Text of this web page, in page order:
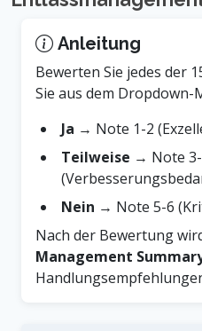
Anleitung
Bewerten Sie jedes der
Sie aus dem Dropdown-
Ja → Note 1-2
Teilweise → Note
Nein → Note 5-6
Nach der Bewertung
Management